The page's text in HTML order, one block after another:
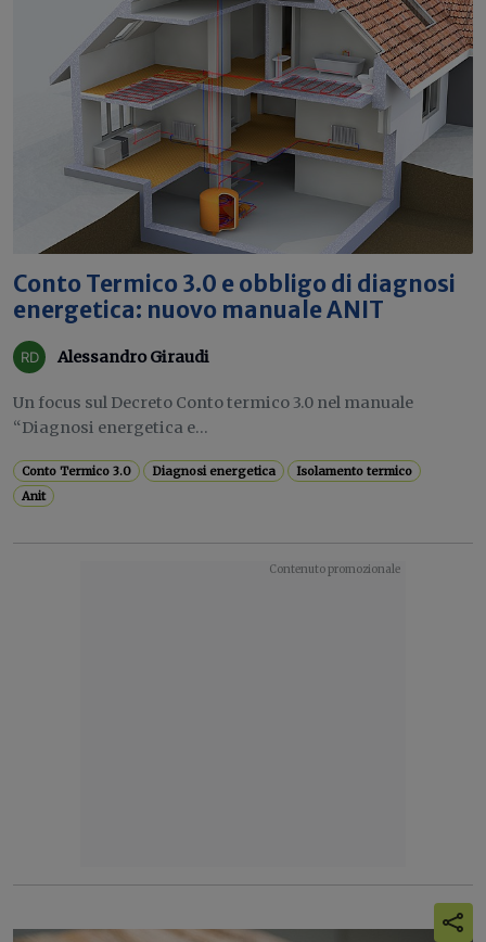
Conto Termico 3.0 e obbligo di diagnosi
energetica: nuovo manuale ANIT
Alessandro Giraudi
Un focus sul Decreto Conto termico 3.0 nel manuale
“Diagnosi energetica e...
Conto Termico 3.0 Diagnosi energetica
Isolamento termico
Anit